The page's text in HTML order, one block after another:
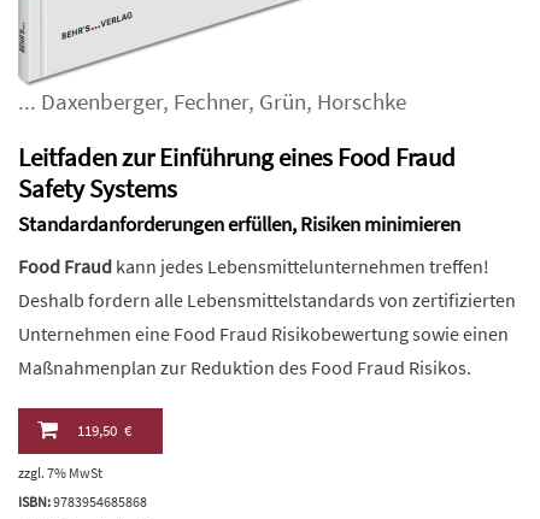
... Daxenberger, Fechner, Grün, Horschke
Leitfaden zur Einführung eines Food Fraud
Safety Systems
Standardanforderungen erfüllen, Risiken minimieren
Food Fraud kann jedes Lebensmittelunternehmen treffen!
Deshalb fordern alle Lebensmittelstandards von zertifizierten
Unternehmen eine Food Fraud Risikobewertung sowie einen
Maßnahmenplan zur Reduktion des Food Fraud Risikos.
119,50 €
zzgl. 7% MwSt
ISBN:9783954685868